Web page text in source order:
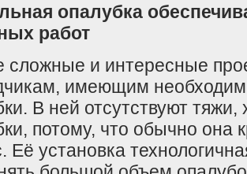
опалубка
работ
и интересные
имеющим
В ней отсутствуют
потому, что обычно она
Её установка